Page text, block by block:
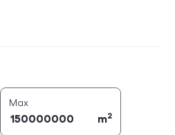
Maxarea (
m2